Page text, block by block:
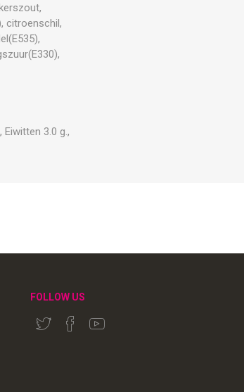
citroenschil,
3.0 g.,
FOLLOW US